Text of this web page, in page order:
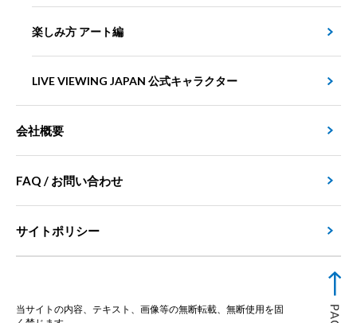
楽しみ方 アート編
LIVE VIEWING JAPAN 公式キャラクター
会社概要
FAQ / お問い合わせ
サイトポリシー
当サイトの内容、テキスト、画像等の無断転載、無断使用を固